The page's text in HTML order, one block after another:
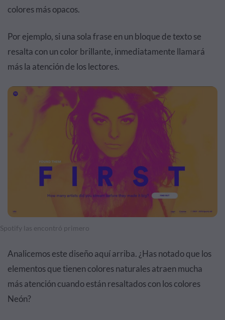
colores más opacos.
Por ejemplo, si una sola frase en un bloque de texto se
resalta con un color brillante, inmediatamente llamará
más la atención de los lectores.
Spotify las encontró primero
Analicemos este diseño aquí arriba. ¿Has notado que los
elementos que tienen colores naturales atraen mucha
más atención cuando están resaltados con los colores
Neón?